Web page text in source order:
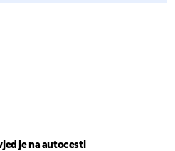
je na autocesti